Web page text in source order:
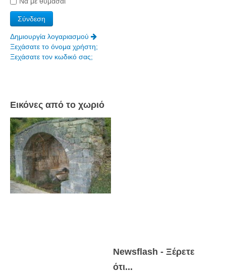
Πετρόκτιστα Σπίτια - Εκκλησίες
Πανοραμικές φωτογραφίες
Σύνδεσμοι
Δημιουργία λογαριασμού
Ξεχάσατε το όνομα χρήστη;
Ξεχάσατε τον κωδικό σας;
Εικόνες από το χωριό
Newsflash - Ξέρετε
ότι...